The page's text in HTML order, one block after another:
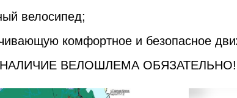
велосипед;
комфортное и безопасное
НАЛИЧИЕ ВЕЛОШЛЕМА ОБЯЗАТЕЛЬНО!